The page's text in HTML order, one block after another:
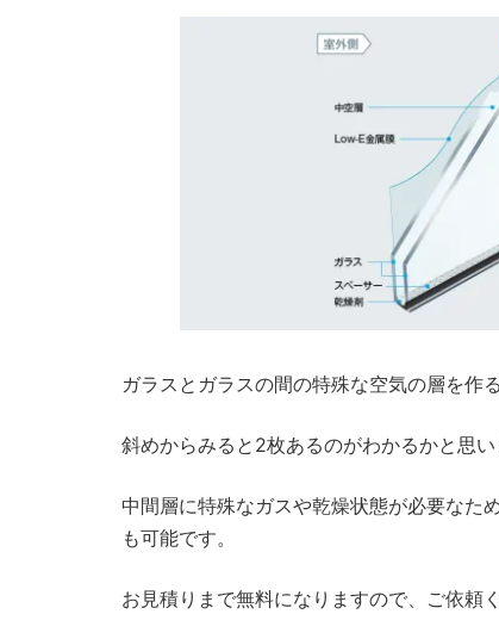
ガラスとガラスの間の特殊な空気の層を作
斜めからみると2枚あるのがわかるかと思い
中間層に特殊なガスや乾燥状態が必要なた
も可能です。
お見積りまで無料になりますので、ご依頼く